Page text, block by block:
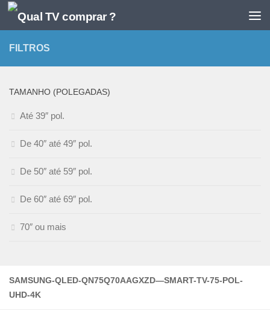
Skip to content
SAMSUNG-QLED-QN75Q70AAGXZD—SMART-TV-75-POL-
UHD-4K
FILTROS
TAMANHO (POLEGADAS)
Até 39″ pol.
De 40″ até 49″ pol.
De 50″ até 59″ pol.
De 60″ até 69″ pol.
70″ ou mais